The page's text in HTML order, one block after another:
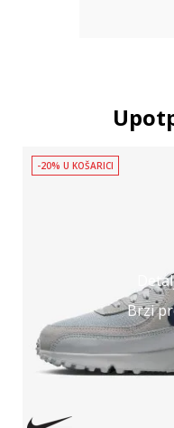
Brzi
-20% U KOŠARICI